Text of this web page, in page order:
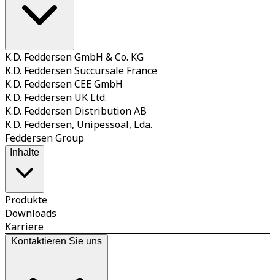
K.D. Feddersen GmbH & Co. KG
K.D. Feddersen Succursale France
K.D. Feddersen CEE GmbH
K.D. Feddersen UK Ltd.
K.D. Feddersen Distribution AB
K.D. Feddersen, Unipessoal, Lda.
Feddersen Group
Inhalte
Produkte
Downloads
Karriere